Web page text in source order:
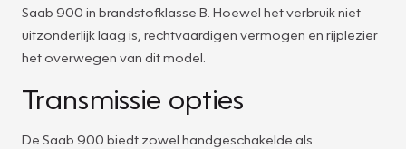
Saab 900 in brandstofklasse B. Hoewel het verbruik niet
uitzonderlijk laag is, rechtvaardigen vermogen en rijplezier
het overwegen van dit model.
Transmissie opties
De Saab 900 biedt zowel handgeschakelde als